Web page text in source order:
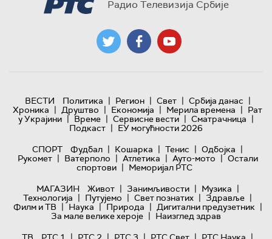
Радио Телевизија Србије
ВЕСТИ Политика | Регион | Свет | Србија данас |
Хроника | Друштво | Економија | Мерила времена | Рат
у Украјини | Време | Сервисне вести | Сматрачница |
Подкаст | ЕУ могућности 2026
СПОРТ
Фудбал | Кошарка | Тенис | Одбојка |
Рукомет | Ватерполо | Атлетика | Ауто-мото | Остали
спортови | Меморијал РТС
МАГАЗИН
Живот | Занимљивости | Музика |
Технологијa | Путујемо | Свет познатих | Здравље |
Филм и ТВ | Наука | Природа | Дигитални предузетник |
За мале велике хероје | Наизглед здрав